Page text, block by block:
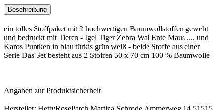
Beschreibung
ein tolles Stoffpaket mit 2 hochwertigen Baumwollstoffen gewebt
und bedruckt mit Tieren - Igel Tiger Zebra Wal Ente Maus .... und
Karos Puntken in blau türkis grün weiß - beide Stoffe aus einer
Serie Das Set besteht aus 2 Stoffen 50 x 70 cm 100 % Baumwolle
Angaben zur Produktsicherheit
Hersteller: HettyRosePatch,Martina Schrode,Ammerweg 14,51515